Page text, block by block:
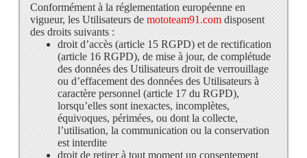
Conformément à la réglementation européenne en
vigueur, les Utilisateurs de mototeam91.comdisposent
des droits suivants :
droit d’accès (article 15 RGPD) et de rectification
(article 16 RGPD), de mise à jour, de complétude
des données des Utilisateurs droit de verrouillage
ou d’effacement des données des Utilisateurs à
caractère personnel (article 17 du RGPD),
lorsqu’elles sont inexactes, incomplètes,
équivoques, périmées, ou dont la collecte,
l’utilisation, la communication ou la conservation
est interdite
droit de retirer à tout moment un consentement